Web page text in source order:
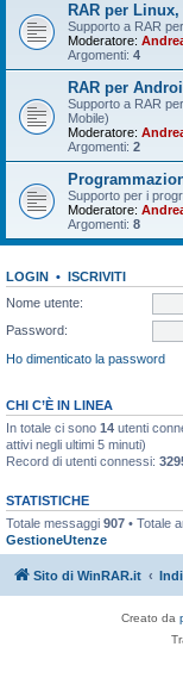
RAR per
Supporto a RAR
Moderatore:
Argomenti: 4
RAR per
Supporto a RAR
Mobile)
Moderatore:
Argomenti: 2
Supporto per i
Moderatore:
Argomenti: 8
LOGIN • ISCRIVITI
Nome utente:
Password:
Ho dimenticato la password
CHI C’È IN LINEA
In totale ci sono 14 utenti
attivi negli ultimi 5 minuti)
Record di utenti connessi:
STATISTICHE
Totale messaggi 907 • Totale
GestioneUtenze
Sito di WinRAR.it
Creato da